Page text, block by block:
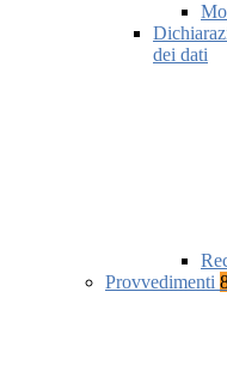
dei dati
Provvedimenti